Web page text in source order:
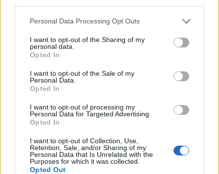
Please note that this website/app uses one or more Google
not limited to your visit or usage behaviour. You may click to
grant or deny consent to Google and its third-party tags to
use your data for below specified purposes in below Google
consent section.
Personal Data Processing Opt Outs
I want to opt-out of the Sharing of my
personal data.
Opted In
I want to opt-out of the Sale of my
Personal Data.
Opted In
I want to opt-out of processing my
Personal Data for Targeted Advertising.
Opted In
I want to opt-out of Collection, Use,
Retention, Sale, and/or Sharing of my
Personal Data that Is Unrelated with the
Purposes for which it was collected.
Opted Out